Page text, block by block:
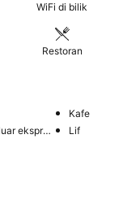
WiFi di bilik
Restoran
Kafe
Daftar masuk/daftar keluar ekspres
Lif